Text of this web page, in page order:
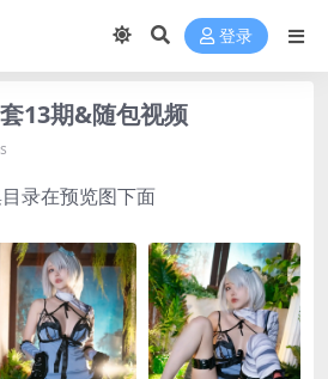
登录
13期&随包视频
录在预览图下面